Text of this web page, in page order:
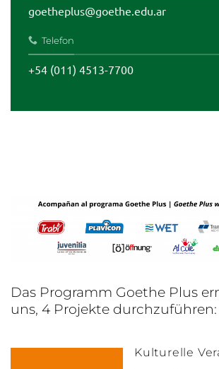
goetheplus@goethe.edu.ar
Telefon
+54 (011) 4513-7700
Das Programm Goethe Plus
uns, 4 Projekte durchzuführen:
Kulturelle